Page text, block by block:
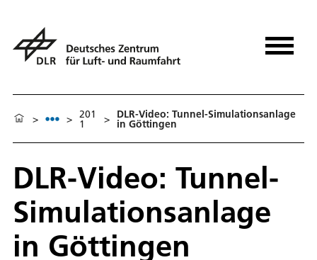
> > 201
1 > DLR-Video: Tunnel-Simulationsanlage
in Göttingen
DLR-Video: Tunnel-
Simulationsanlage
in Göttingen